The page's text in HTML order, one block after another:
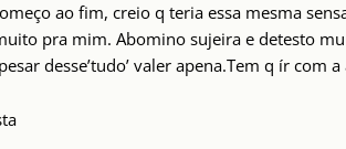
ao fim, creio q teria essa mesma
pra mim. Abomino sujeira e detesto
desse’tudo’ valer apena.Tem q ír com